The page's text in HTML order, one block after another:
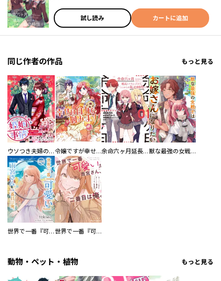
試し読み カートに追加
同じ作者の作品 もっと見る
ウソつき夫婦のあやかし婚姻事情～旦那さまは最強の天邪鬼！？～ 【連載版】 令嬢ですが幸せは自力で掴みます！アンソロジーコミック 余命六ヶ月延長してもらったから、ここからは私の時間です 獣な最強の女戦士はお嫁さんになりたい
世界で一番『可愛い』雨宮さん、二番目は俺。【単話版】 世界で一番『可愛い』雨宮さん、二番目は俺。 THE COMIC
動物・ペット・植物 もっと見る